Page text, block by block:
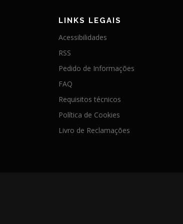
LINKS LEGAIS
Acessibilidades
RSS
Pedido de Informações
FAQ
Requisitos técnicos
Política de Cookies
Livro de Reclamações